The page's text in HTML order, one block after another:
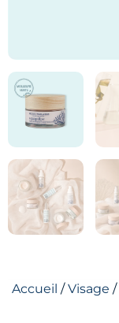
Accueil /Visage /